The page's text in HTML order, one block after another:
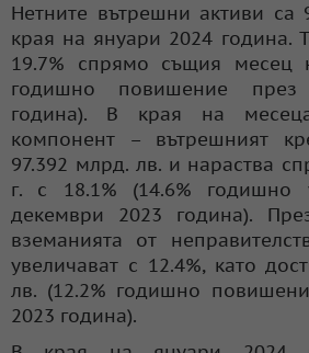
Нетните вътрешни активи са
края на януари 2024 година.
19.7% спрямо същия месец
годишно повишение през
година). В края на
компонент – вътрешният
97.392 млрд. лв. и нараства
г. с 18.1% (14.6% годишно
декември 2023 година).
вземанията от
увеличават с 12.4%, като
лв. (12.2% годишно
2023 година).